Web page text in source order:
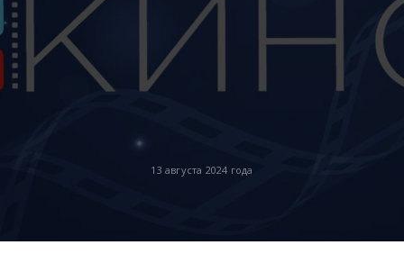
13 августа 2024 года